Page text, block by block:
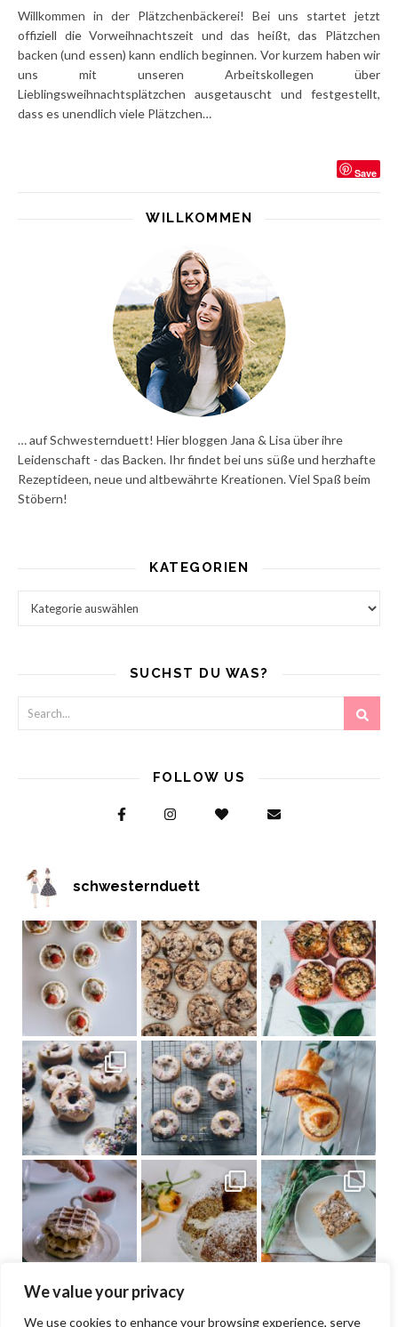
We value your privacy
We use cookies to enhance your browsing experience, serve
Willkommen in der Plätzchenbäckerei! Bei uns startet jetzt
offiziell die Vorweihnachtszeit und das heißt, das Plätzchen
backen (und essen) kann endlich beginnen. Vor kurzem haben wir
uns mit unseren Arbeitskollegen über
Lieblingsweihnachtsplätzchen ausgetauscht und festgestellt,
dass es unendlich viele Plätzchen…
Save
WILLKOMMEN
… auf Schwesternduett! Hier bloggen Jana & Lisa über ihre
Leidenschaft - das Backen. Ihr findet bei uns süße und herzhafte
Rezeptideen, neue und altbewährte Kreationen. Viel Spaß beim
Stöbern!
KATEGORIEN
SUCHST DU WAS?
FOLLOW US
schwesternduett